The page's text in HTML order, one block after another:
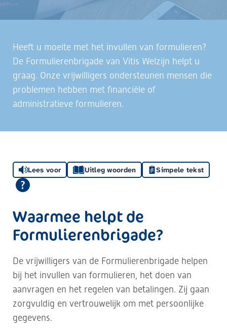
Heeft u moeite met het invullen van formulieren?
De Formulierenbrigade van Vitis Welzijn helpt u
graag. Onze vrijwilligers ondersteunen mensen die
problemen hebben met financiële of
administratieve formulieren.
Lees voor Uitleg woorden Simpele tekst
Waarmee helpt de
Formulierenbrigade?
De vrijwilligers van de Formulierenbrigade helpen
bij het invullen van formulieren, het doen van
aanvragen en het regelen van betalingen. Zij gaan
zorgvuldig en vertrouwelijk om met persoonlijke
gegevens.